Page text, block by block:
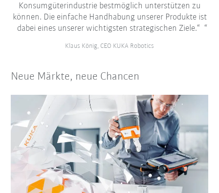
Konsumgüterindustrie bestmöglich unterstützen zu
können. Die einfache Handhabung unserer Produkte ist
dabei eines unserer wichtigsten strategischen Ziele.“
Klaus König, CEO KUKA Robotics
Neue Märkte, neue Chancen